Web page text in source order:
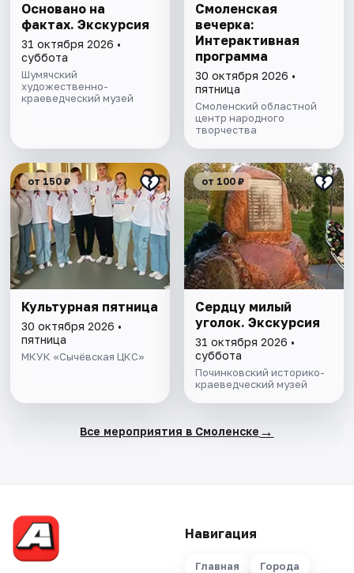
Основано на
фактах. Экскурсия
31 октября 2026 •
суббота
Шумячский
художественно-
краеведческий музей
Смоленская
вечерка:
Интерактивная
программа
30 октября 2026 •
пятница
Смоленский областной
центр народного
творчества
от 150 ₽
Культурная пятница
30 октября 2026 •
пятница
МКУК «Сычёвская ЦКС»
от 100 ₽
Сердцу милый
уголок. Экскурсия
31 октября 2026 •
суббота
Починковский историко-
краеведческий музей
Все мероприятия в Смоленске →
Навигация
Главная Города